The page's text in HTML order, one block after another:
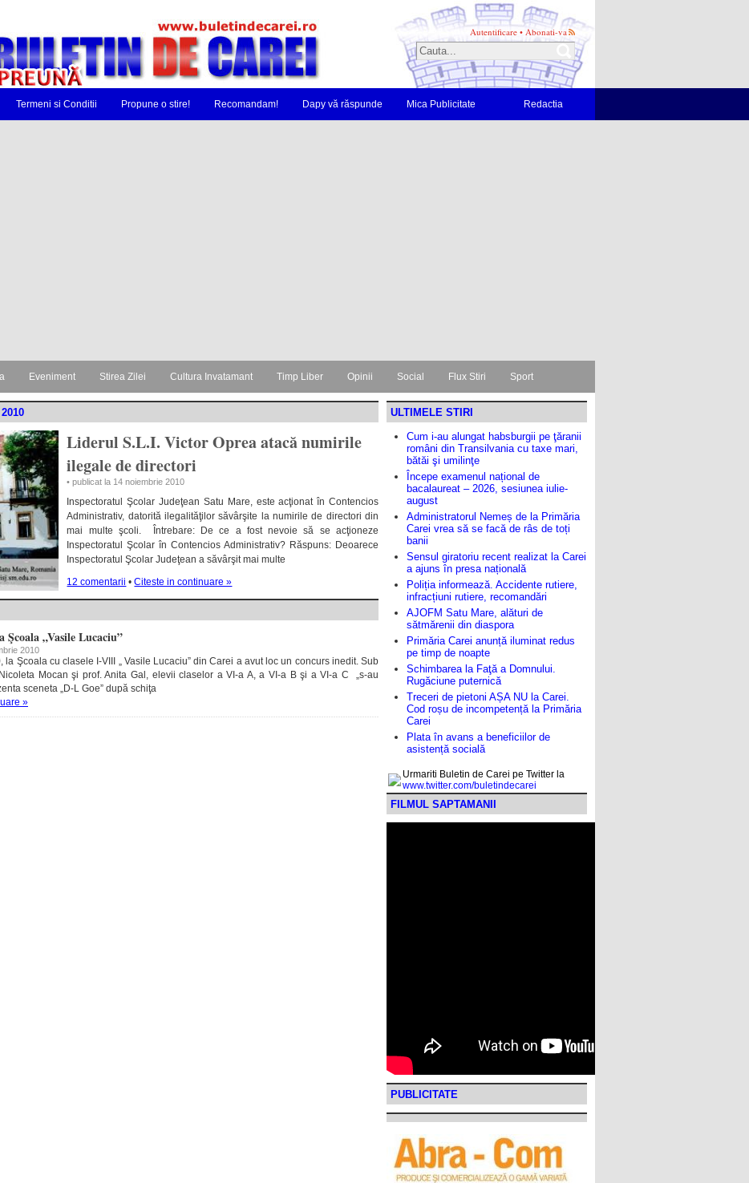
Autentificare • Abonati-va
Termeni si Conditii Propune o stire! Recomandam! Dapy vă răspunde Mica Publicitate Redactia
Eveniment Stirea Zilei Cultura Invatamant Timp Liber Opinii Social Flux Stiri Sport
Liderul S.L.I. Victor Oprea atacă numirile
ilegale de directori
• publicat la 14 noiembrie 2010
Inspectoratul Şcolar Judeţean Satu Mare, este acţionat în Contencios
Administrativ, datorită ilegalităţilor săvârşite la numirile de directori din
mai multe şcoli. Întrebare: De ce a fost nevoie să se acţioneze
Inspectoratul Şcolar în Contencios Administrativ? Răspuns: Deoarece
Inspectoratul Şcolar Judeţean a săvârşit mai multe
12 comentarii •Citeste in continuare »
Şcoala „Vasile Lucaciu”
2010
la Şcoala cu clasele I-VIII „ Vasile Lucaciu” din Carei a avut loc un concurs inedit. Sub
Mocan şi prof. Anita Gal, elevii claselor a VI-a A, a VI-a B şi a VI-a C „s-au
sceneta „D-L Goe” după schiţa
»
ULTIMELE STIRI
Cum i-au alungat habsburgii pe ţăranii
români din Transilvania cu taxe mari,
bătăi şi umilinţe
Începe examenul național de
bacalaureat – 2026, sesiunea iulie-
august
Administratorul Nemeș de la Primăria
Carei vrea să se facă de râs de toți
banii
Sensul giratoriu recent realizat la Carei
a ajuns în presa națională
Poliția informează. Accidente rutiere,
infracțiuni rutiere, recomandări
AJOFM Satu Mare, alături de
sătmărenii din diaspora
Primăria Carei anunță iluminat redus
pe timp de noapte
Schimbarea la Faţă a Domnului.
Rugăciune puternică
Treceri de pietoni AȘA NU la Carei.
Cod roșu de incompetență la Primăria
Carei
Plata în avans a beneficiilor de
asistență socială
Urmariti Buletin de Carei pe Twitter la
www.twitter.com/buletindecarei
FILMUL SAPTAMANII
PUBLICITATE